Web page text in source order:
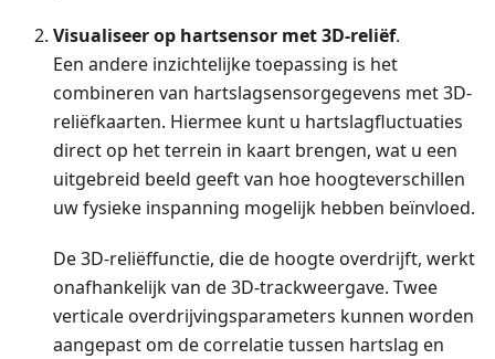
Visualiseer op hartsensor met 3D-reliëf.
Een andere inzichtelijke toepassing is het
combineren van hartslagsensorgegevens met 3D-
reliëfkaarten. Hiermee kunt u hartslagfluctuaties
direct op het terrein in kaart brengen, wat u een
uitgebreid beeld geeft van hoe hoogteverschillen
uw fysieke inspanning mogelijk hebben beïnvloed.
De 3D-reliëffunctie, die de hoogte overdrijft, werkt
onafhankelijk van de 3D-trackweergave. Twee
verticale overdrijvingsparameters kunnen worden
aangepast om de correlatie tussen hartslag en